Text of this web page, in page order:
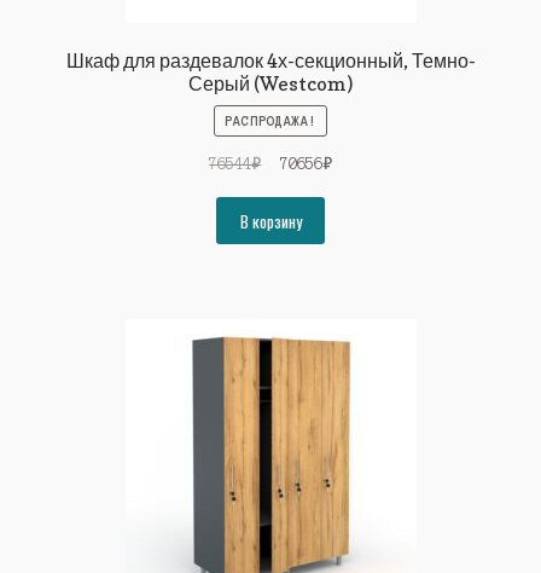
Шкаф для раздевалок 4х-секционный, Темно-
Серый (Westcom)
РАСПРОДАЖА!
76544₽
Первоначальная
составляла
76544₽.
70656₽Текущая
В корзину